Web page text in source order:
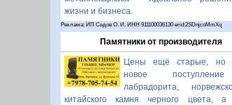
жизни и бизнеса.
Реклама: ИП Седов О. И. ИНН 911100036130 erid:2SDnjcoMmXq
Памятники от производителя
Цены ещё старые, но
новое
лабрадорита,
китайского камня черного цвета, а